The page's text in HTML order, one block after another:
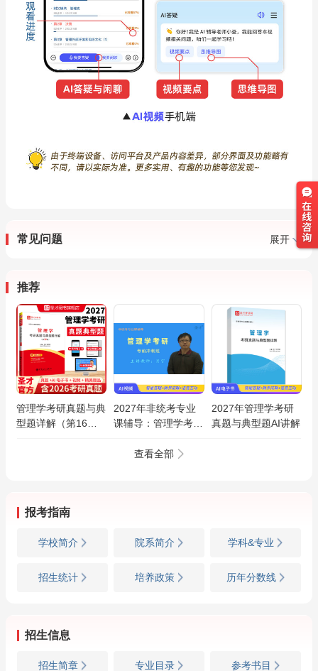
常见问题 展开
推荐
管理学考研真题与典
型题详解（第16
2027年非统考专业
课辅导：管理学考研
2027年管理学考研
真题与典型题AI讲解
查看全部
报考指南
学校简介 院系简介 学科&专业
招生统计 培养政策 历年分数线
招生信息
招生简章 专业目录 参考书目